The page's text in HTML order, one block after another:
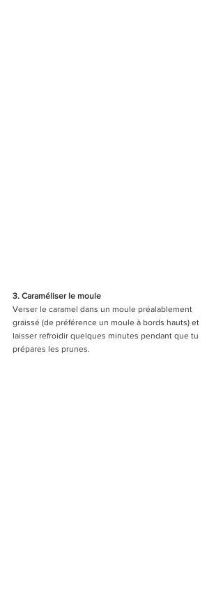
3. Caraméliser le moule
Verser le caramel dans un moule préalablement
graissé (de préférence un moule à bords hauts) et
laisser refroidir quelques minutes pendant que tu
prépares les prunes.